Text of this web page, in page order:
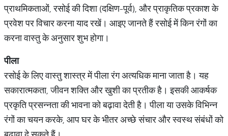
प्राथमिकताओं, रसोई की दिशा (दक्षिण-पूर्व), और प्राकृतिक प्रकाश के
प्रवेश पर विचार करना याद रखें। आइए जानते हैं रसोई में किन रंगों का
करना वास्तु के अनुसार शुभ होगा।
पीला
रसोई के लिए वास्तु शास्त्र में पीला रंग अत्यधिक माना जाता है। यह
सकारात्मकता, जीवन शक्ति और खुशी का प्रतीक है। इसकी आकर्षक
प्रकृति प्रसन्नता की भावना को बढ़ावा देती है। पीला या उसके विभिन्न
रंगों का चयन करके, आप घर के भीतर अच्छे संचार और स्वस्थ संबंधों को